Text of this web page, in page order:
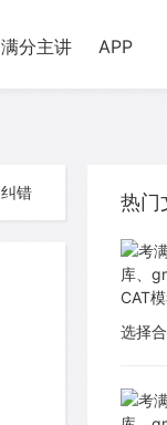
满分主讲 APP
纠错 热门
选择